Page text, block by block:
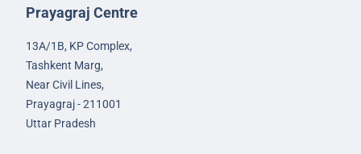
Prayagraj Centre
13A/1B, KP Complex,
Tashkent Marg,
Near Civil Lines,
Prayagraj - 211001
Uttar Pradesh